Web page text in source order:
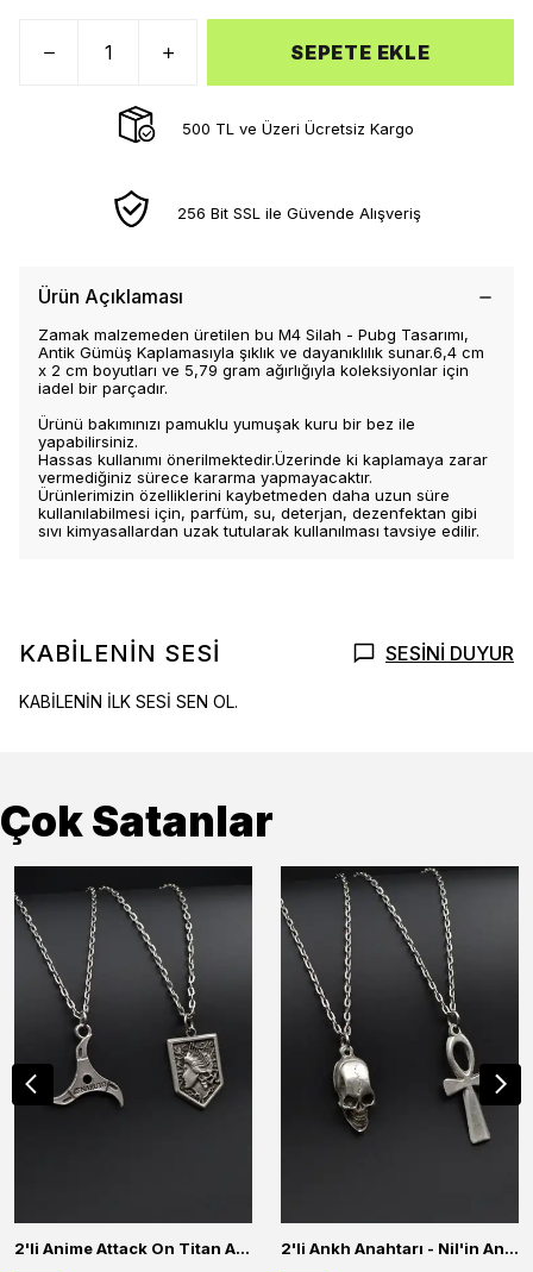
SEPETE EKLE
500 TL ve Üzeri Ücretsiz Kargo
256 Bit SSL ile Güvende Alışveriş
Ürün Açıklaması
Zamak malzemeden üretilen bu M4 Silah - Pubg Tasarımı,
Antik Gümüş Kaplamasıyla şıklık ve dayanıklılık sunar.6,4 cm
x 2 cm boyutları ve 5,79 gram ağırlığıyla koleksiyonlar için
iadel bir parçadır.
Ürünü bakımınızı pamuklu yumuşak kuru bir bez ile
yapabilirsiniz.
Hassas kullanımı önerilmektedir.Üzerinde ki kaplamaya zarar
vermediğiniz sürece kararma yapmayacaktır.
Ürünlerimizin özelliklerini kaybetmeden daha uzun süre
kullanılabilmesi için, parfüm, su, deterjan, dezenfektan gibi
sıvı kimyasallardan uzak tutularak kullanılması tavsiye edilir.
KABİLENİN SESİ SESİNİ DUYUR
KABİLENİN İLK SESİ SEN OL.
Çok Satanlar
2'li Anime Attack On Titan Acrylic Maria Anime Naruto Erkek Kadın Kolye Seti 2'li Ankh Anahtarı - Nil'in Anahtarı - Kuru Kafa Erkek Kadın Kolye Seti